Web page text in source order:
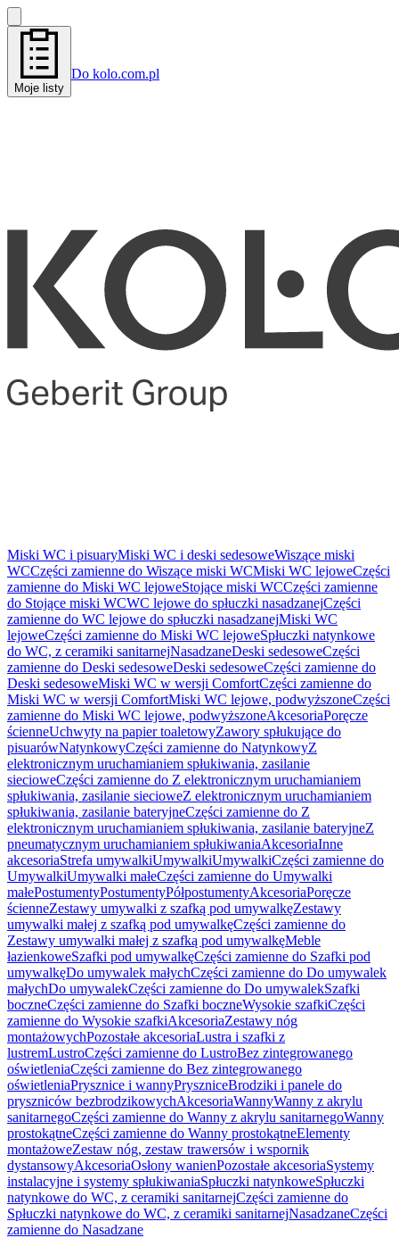
Moje listy
Do kolo.com.pl
Miski WC i pisuaryMiski WC i deski sedesoweWiszące miski
WCCzęści zamienne do Wiszące miski WCMiski WC lejoweCzęści
zamienne do Miski WC lejoweStojące miski WCCzęści zamienne
do Stojące miski WCWC lejowe do spłuczki nasadzanejCzęści
zamienne do WC lejowe do spłuczki nasadzanejMiski WC
lejoweCzęści zamienne do Miski WC lejoweSpłuczki natynkowe
do WC, z ceramiki sanitarnejNasadzaneDeski sedesoweCzęści
zamienne do Deski sedesoweDeski sedesoweCzęści zamienne do
Deski sedesoweMiski WC w wersji ComfortCzęści zamienne do
Miski WC w wersji ComfortMiski WC lejowe, podwyższoneCzęści
zamienne do Miski WC lejowe, podwyższoneAkcesoriaPoręcze
ścienneUchwyty na papier toaletowyZawory spłukujące do
pisuarówNatynkowyCzęści zamienne do NatynkowyZ
elektronicznym uruchamianiem spłukiwania, zasilanie
siecioweCzęści zamienne do Z elektronicznym uruchamianiem
spłukiwania, zasilanie siecioweZ elektronicznym uruchamianiem
spłukiwania, zasilanie bateryjneCzęści zamienne do Z
elektronicznym uruchamianiem spłukiwania, zasilanie bateryjneZ
pneumatycznym uruchamianiem spłukiwaniaAkcesoriaInne
akcesoriaStrefa umywalkiUmywalkiUmywalkiCzęści zamienne do
UmywalkiUmywalki małeCzęści zamienne do Umywalki
małePostumentyPostumentyPółpostumentyAkcesoriaPoręcze
ścienneZestawy umywalki z szafką pod umywalkęZestawy
umywalki małej z szafką pod umywalkęCzęści zamienne do
Zestawy umywalki małej z szafką pod umywalkęMeble
łazienkoweSzafki pod umywalkęCzęści zamienne do Szafki pod
umywalkęDo umywalek małychCzęści zamienne do Do umywalek
małychDo umywalekCzęści zamienne do Do umywalekSzafki
boczneCzęści zamienne do Szafki boczneWysokie szafkiCzęści
zamienne do Wysokie szafkiAkcesoriaZestawy nóg
montażowychPozostałe akcesoriaLustra i szafki z
lustremLustroCzęści zamienne do LustroBez zintegrowanego
oświetleniaCzęści zamienne do Bez zintegrowanego
oświetleniaPrysznice i wannyPryszniceBrodziki i panele do
pryszniców bezbrodzikowychAkcesoriaWannyWanny z akrylu
sanitarnegoCzęści zamienne do Wanny z akrylu sanitarnegoWanny
prostokątneCzęści zamienne do Wanny prostokątneElementy
montażoweZestaw nóg, zestaw trawersów i wspornik
dystansowyAkcesoriaOsłony wanienPozostałe akcesoriaSystemy
instalacyjne i systemy spłukiwaniaSpłuczki natynkoweSpłuczki
natynkowe do WC, z ceramiki sanitarnejCzęści zamienne do
Spłuczki natynkowe do WC, z ceramiki sanitarnejNasadzaneCzęści
zamienne do Nasadzane